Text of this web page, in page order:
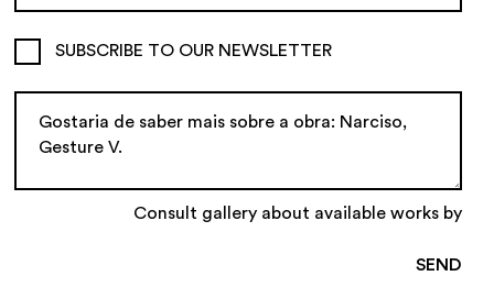
SUBSCRIBE TO OUR NEWSLETTER
Consult gallery about available works by